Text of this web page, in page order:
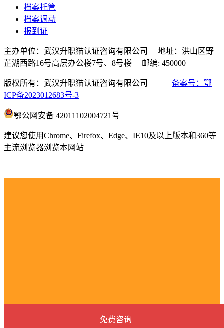
档案托管
档案调动
报到证
主办单位：武汉升职猫认证咨询有限公司 地址：洪山区野
芷湖西路16号高层办公楼7号、8号楼 邮编: 450000
版权所有：武汉升职猫认证咨询有限公司 备案号：鄂
ICP备2023012683号-3
鄂公网安备 42011102004721号
建议您使用Chrome、Firefox、Edge、IE10及以上版本和360等
主流浏览器浏览本网站
免费咨询